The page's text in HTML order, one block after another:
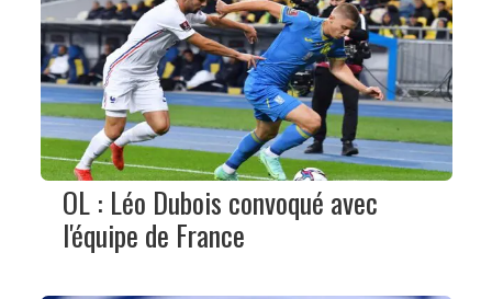
OL : Léo Dubois convoqué avec
l'équipe de France